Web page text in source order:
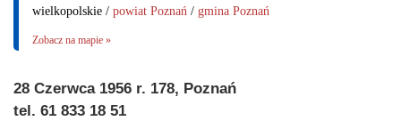
wielkopolskie / powiat Poznań / gmina Poznań
Zobacz na mapie »
28 Czerwca 1956 r. 178, Poznań
tel. 61 833 18 51